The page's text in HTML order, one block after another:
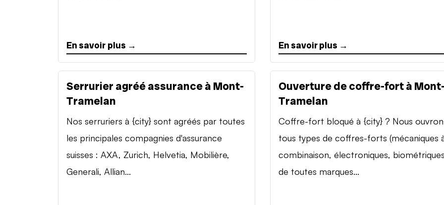
En savoir plus → En savoir plus →
Serrurier agréé assurance à Mont-
Tramelan
Nos serruriers à {city} sont agréés par toutes
les principales compagnies d'assurance
suisses : AXA, Zurich, Helvetia, Mobilière,
Generali, Allian...
Ouverture de coffre-fort à
Tramelan
Coffre-fort bloqué à {city} ? Nous
tous types de coffres-forts (mécaniques
combinaison, électroniques,
de toutes marques...